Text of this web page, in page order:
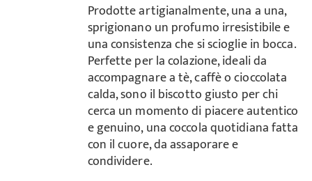
Prodotte artigianalmente, una a una,
sprigionano un profumo irresistibile e
una consistenza che si scioglie in bocca.
Perfette per la colazione, ideali da
accompagnare a tè, caffè o cioccolata
calda, sono il biscotto giusto per chi
cerca un momento di piacere autentico
e genuino, una coccola quotidiana fatta
con il cuore, da assaporare e
condividere.